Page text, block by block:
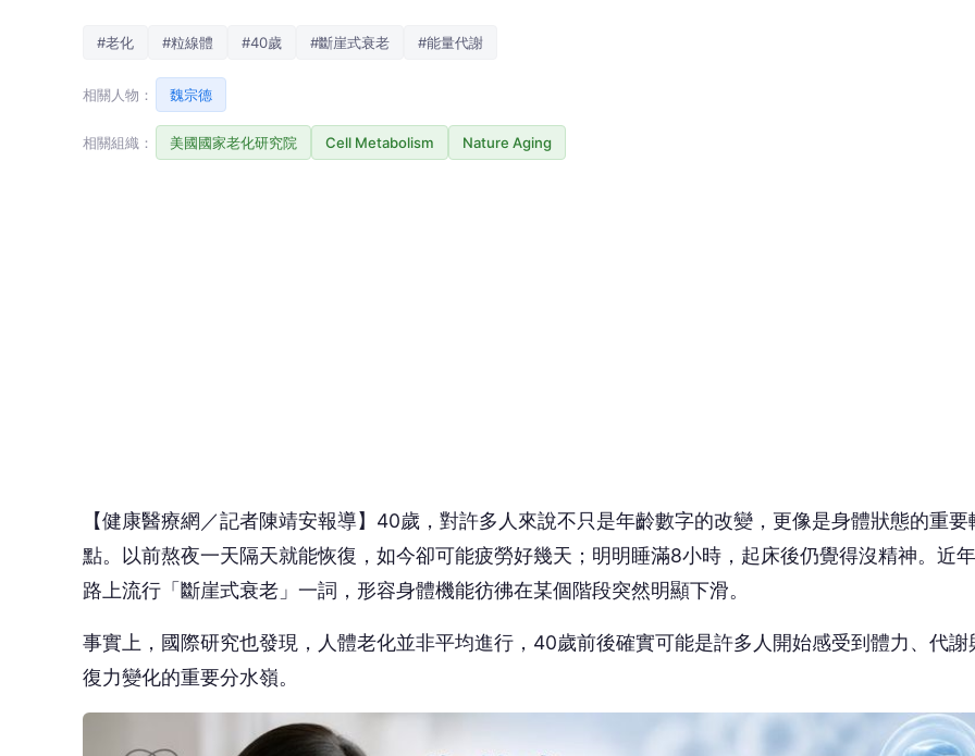
#老化 #粒線體 #40歲 #斷崖式衰老 #能量代謝
相關人物： 魏宗德
相關組織： 美國國家老化研究院 Cell Metabolism Nature Aging